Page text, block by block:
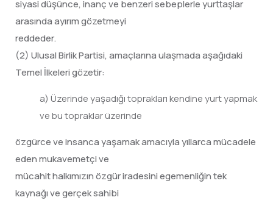
siyasi düşünce, inanç ve benzeri sebeplerle yurttaşlar
arasında ayırım gözetmeyi
reddeder.
(2) Ulusal Birlik Partisi, amaçlarına ulaşmada aşağıdaki
Temel İlkeleri gözetir:
a) Üzerinde yaşadığı toprakları kendine yurt yapmak
ve bu topraklar üzerinde
özgürce ve insanca yaşamak amacıyla yıllarca mücadele
eden mukavemetçi ve
mücahit halkımızın özgür iradesini egemenliğin tek
kaynağı ve gerçek sahibi